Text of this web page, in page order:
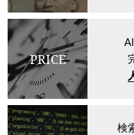
PRICE
検